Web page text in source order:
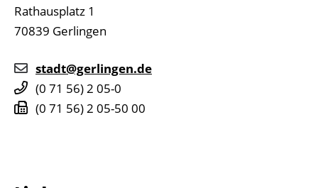
Rathausplatz 1
70839 Gerlingen
stadt@gerlingen.de
(0 71 56) 2 05-0
(0 71 56) 2 05-50 00